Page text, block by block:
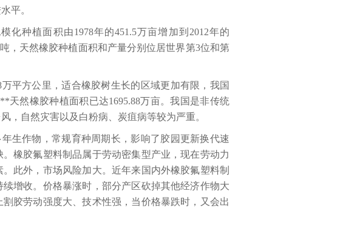
平。
化种植面积由1978年的451.5万亩增加到2012年的
，天然橡胶种植面积和产量分别位居世界第3位和第
平方公里，适合橡胶树生长的区域更加有限，我国
天然橡胶种植面积已达1695.88万亩。我国是非传统
，自然灾害以及白粉病、炭疽病等较为严重。
生作物，常规育种周期长，影响了胶园更新换代速
。橡胶氟塑料制品属于劳动密集型产业，现在劳动力
此外，市场风险加大。近年来国内外橡胶氟塑料制
增收。价格暴涨时，部分产区砍掉其他经济作物大
胶劳动强度大、技术性强，当价格暴跌时，又会出